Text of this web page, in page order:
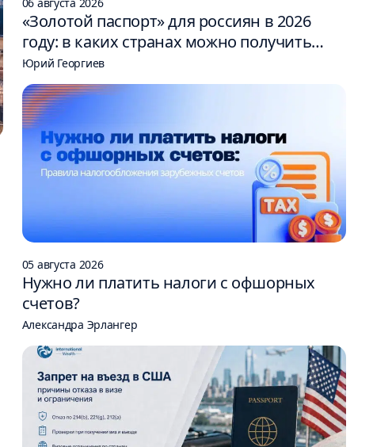
«Золотой паспорт» для россиян в 2026
году: в каких странах можно получить
гражданство за инвестиции
Юрий Георгиев
05 августа 2026
Нужно ли платить налоги с офшорных
счетов?
Александра Эрлангер